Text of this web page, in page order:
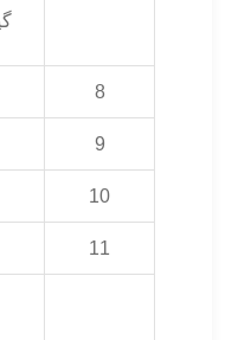
8
9
10
11